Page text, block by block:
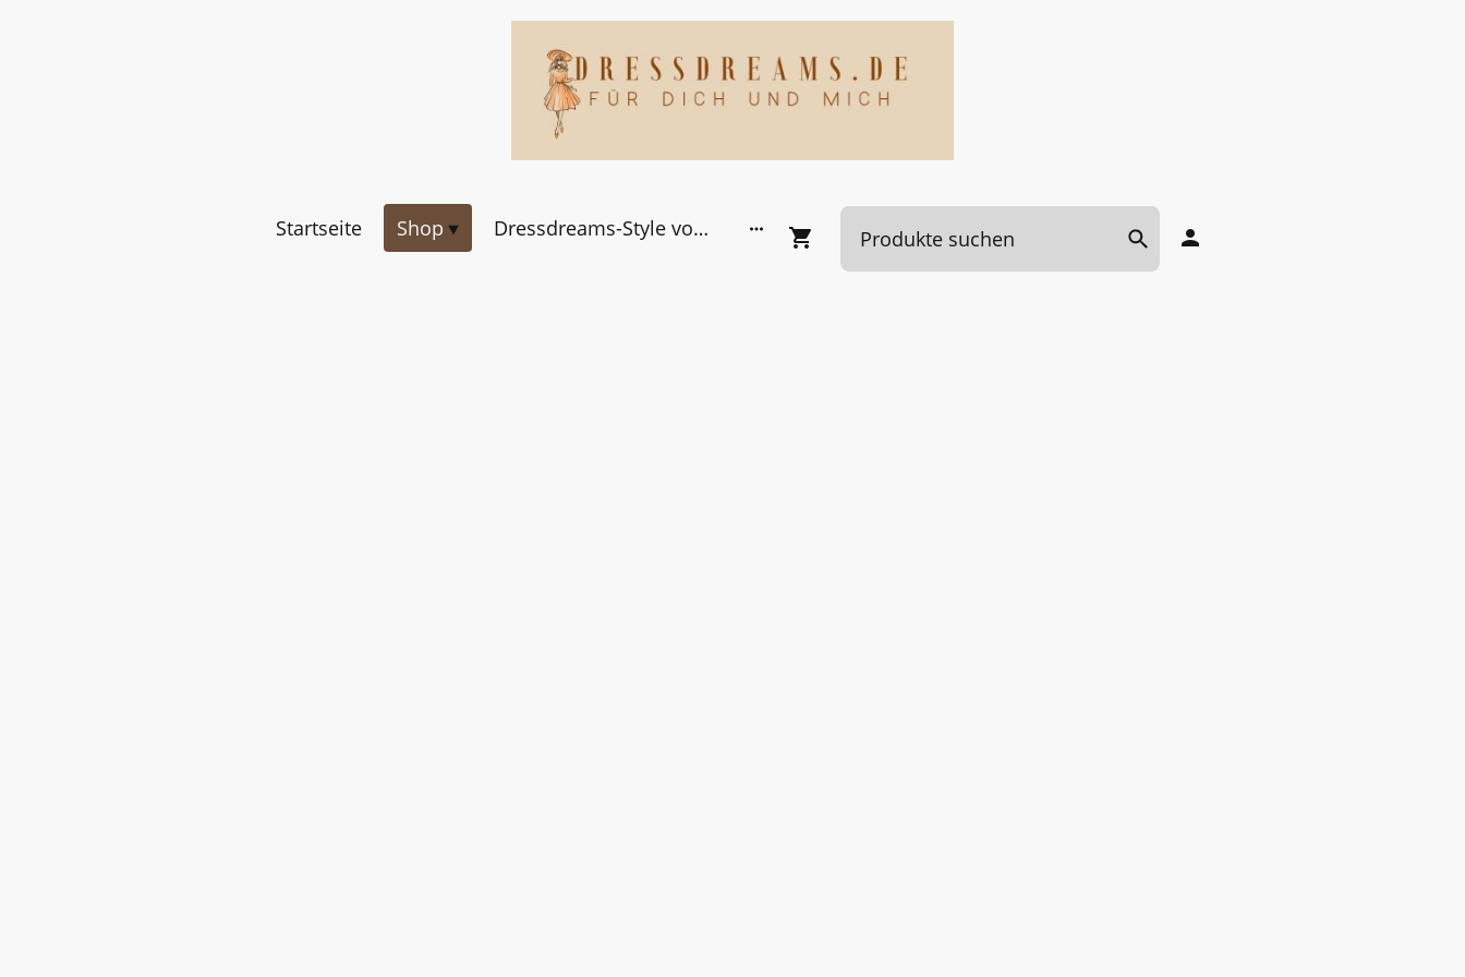
Startseite Shop Dressdreams-Style von Kundinnen